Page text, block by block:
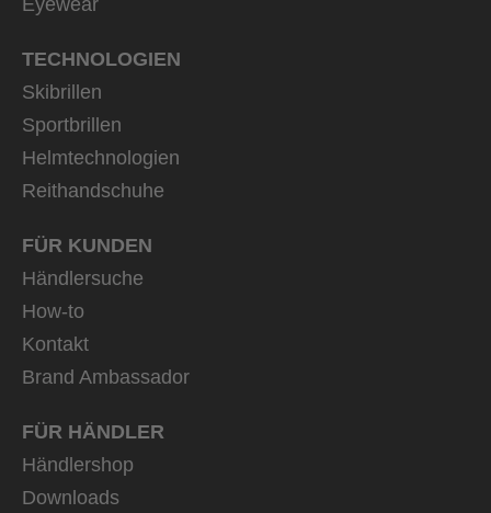
Eyewear
TECHNOLOGIEN
Skibrillen
Sportbrillen
Helmtechnologien
Reithandschuhe
FÜR KUNDEN
Händlersuche
How-to
Kontakt
Brand Ambassador
FÜR HÄNDLER
Händlershop
Downloads